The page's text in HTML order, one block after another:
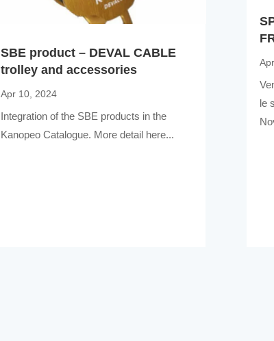
SBE product – DEVAL CABLE
trolley and accessories
Apr 10, 2024
Integration of the SBE products in the
Kanopeo Catalogue. More detail here...
le